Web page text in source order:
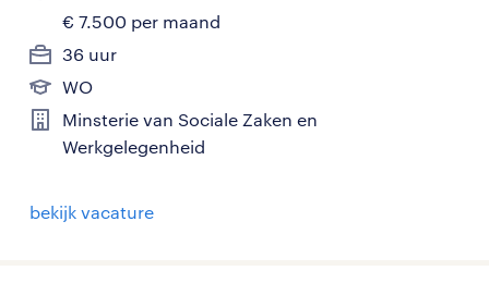
€ 7.500 per maand
36 uur
WO
Minsterie van Sociale Zaken en
Werkgelegenheid
bekijk vacature